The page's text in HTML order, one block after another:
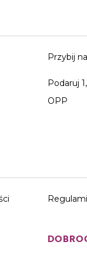
Przybij
Podaruj
OPP